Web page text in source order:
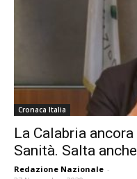
Cronaca Italia
La Calabria
Sanità. Salta
Redazione Nazionale -